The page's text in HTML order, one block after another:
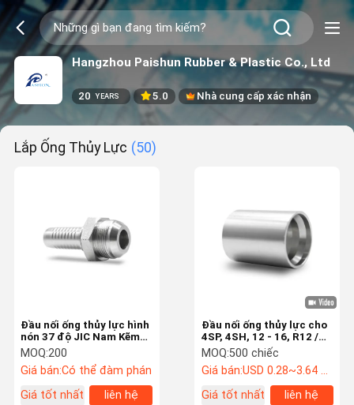
Hangzhou Paishun Rubber & Plastic Co., Ltd
20 YEARS 5.0 Nhà cung cấp xác nhận
Lắp Ống Thủy Lực (50)
Đầu nối ống thủy lực hình
nón 37 độ JIC Nam Kẽm
mạ kẽm
MOQ:200
Giá bán:Có thể đàm phán
Giá tốt nhất
liên hệ
Đầu nối ống thủy lực cho
4SP, 4SH, 12 - 16, R12 /
06 - 16 (00400)
MOQ:500 chiếc
Giá bán:USD 0.28~3.64 pcs
Giá tốt nhất
liên hệ